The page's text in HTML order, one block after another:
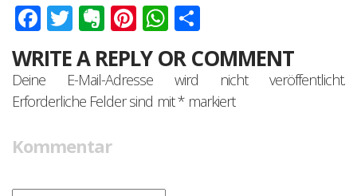
Facebook
Twitter
Evernote
Pinterest
WhatsApp
WRITE A REPLY OR COMMENT
Deine E-Mail-Adresse wird nicht veröffentlicht.
Erforderliche Felder sind mit*markiert
Kommentar